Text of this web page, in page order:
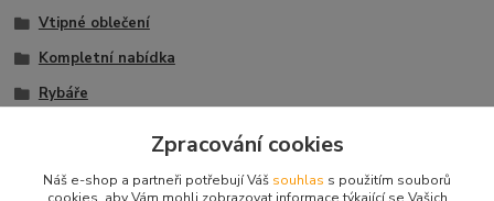
Vtipné oblečení
Kompletní nabídka
Rybáře
Trička záliby koníčky
Zpracování cookies
Náš e-shop a partneři potřebují Váš souhlas s použitím souborů